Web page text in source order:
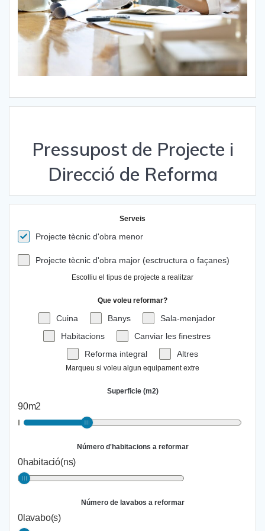
Pressupost de Projecte i
Direcció de Reforma
Serveis
Projecte tècnic d'obra menor
Projecte tècnic d'obra major (esctructura o façanes)
Escolliu el tipus de projecte a realitzar
Que voleu reformar?
Cuina Banys
Sala-menjador
Habitacions
Canviar les finestres
Reforma integral
Altres
Marqueu si voleu algun equipament extre
Superficie (m2)
90m2
Número d'habitacions a reformar
0habitació(ns)
Número de lavabos a reformar
0lavabo(s)